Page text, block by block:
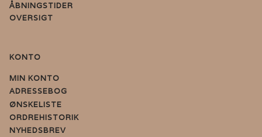
ÅBNINGSTIDER
OVERSIGT
KONTO
MIN KONTO
ADRESSEBOG
ØNSKELISTE
ORDREHISTORIK
NYHEDSBREV